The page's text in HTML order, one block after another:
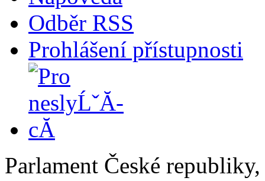
Odběr RSS
Prohlášení přístupnosti
Parlament České